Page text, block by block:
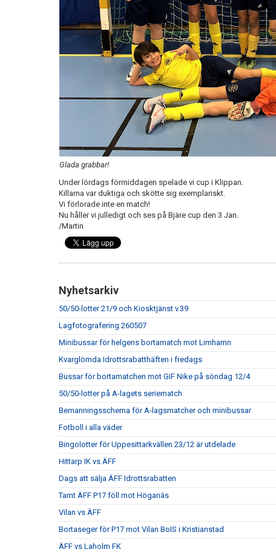
Glada grabbar!
Under lördags förmiddagen spelade vi cup i Klippan.
Killarna var duktiga och skötte sig exemplariskt.
Vi förlorade inte en match!
Nu håller vi julledigt och ses på Bjäre cup den 3 Jan.
/Martin
Nyhetsarkiv
50/50-lotter 21/9 och Kiosktjänst v.39
Lagfotografering 260507
Minibussar för helgens bortamatch mot Limhamn
Kvarglömda Idrottsrabatthäften i fredags
Bussar för bortamatchen mot GIF Nike på söndag 12/4
50/50-lotter på A-lagets seriematch
Bemanningsschema för A-lagsmatcher och minibussar
Fotboll i alla väder
Bingolotter för Uppesittarkvällen 23/12 är utdelade
Hittarp IK vs ÄFF
Dags att sälja ÄFF Idrottsrabatten
Tamt ÄFF P17 föll mot Höganäs
Vilan vs ÄFF
Bortaseger för P17 mot Vilan BoIS i Kristianstad
ÄFF vs Laholm FK